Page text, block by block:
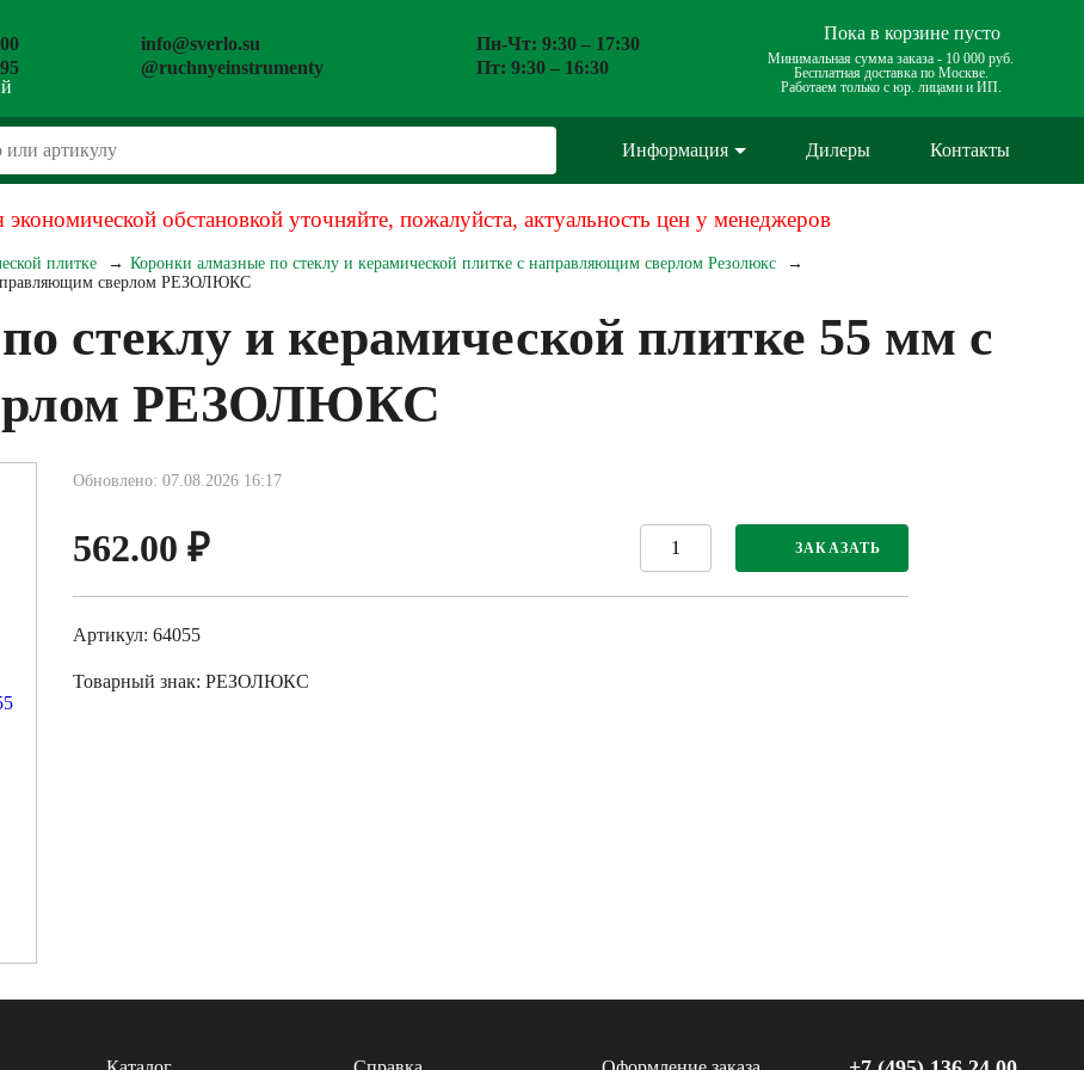
info@sverlo.su
@ruchnyeinstrumenty
Пн-Чт: 9:30 – 17:30
Пт: 9:30 – 16:30
Пока в корзине пусто
Минимальная сумма заказа - 10 000 руб.
Бесплатная доставка по Москве.
Работаем только с юр. лицами и ИП.
Информация Дилеры Контакты
обстановкой уточняйте, пожалуйста, актуальность цен у менеджеров
плитке
Коронки алмазные по стеклу и керамической плитке с направляющим сверлом Резолюкс
сверлом РЕЗОЛЮКС
стеклу и керамической плитке 55 мм с
РЕЗОЛЮКС
Обновлено: 07.08.2026 16:17
562.00 ₽ ЗАКАЗАТЬ
Артикул: 64055
Товарный знак: РЕЗОЛЮКС